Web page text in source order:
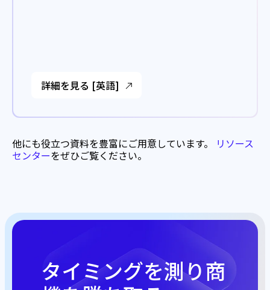
詳細を見る [英語]
他にも役立つ資料を豊富にご用意しています。
リソース
センターをぜひご覧ください。
タイミングを測り商